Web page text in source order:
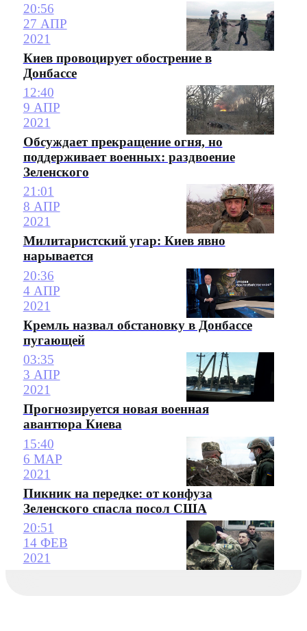
20:56
27 АПР
2021
Киев провоцирует обострение в
Донбассе
12:40
9 АПР
2021
Обсуждает прекращение огня, но
поддерживает военных: раздвоение
Зеленского
21:01
8 АПР
2021
Милитаристский угар: Киев явно
нарывается
20:36
4 АПР
2021
Кремль назвал обстановку в Донбассе
пугающей
03:35
3 АПР
2021
Прогнозируется новая военная
авантюра Киева
15:40
6 МАР
2021
Пикник на передке: от конфуза
Зеленского спасла посол США
20:51
14 ФЕВ
2021